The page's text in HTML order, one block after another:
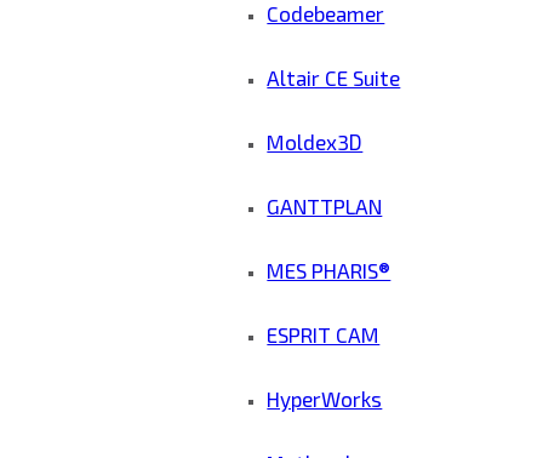
Codebeamer
Altair CE Suite
Moldex3D
GANTTPLAN
MES PHARIS®
ESPRIT CAM
HyperWorks